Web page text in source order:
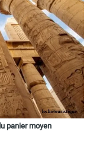
panier moyen